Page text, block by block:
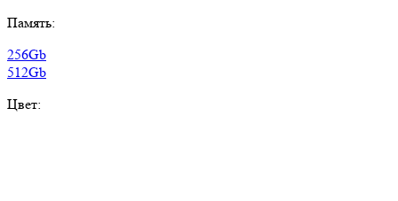
Память:
256Gb
512Gb
Цвет: